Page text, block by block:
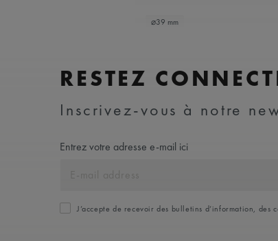
⌀39 mm
RESTEZ
Inscrivez-vous à notre
Entrez votre adresse e-mail ici
J’accepte de recevoir des bulletins d’information,